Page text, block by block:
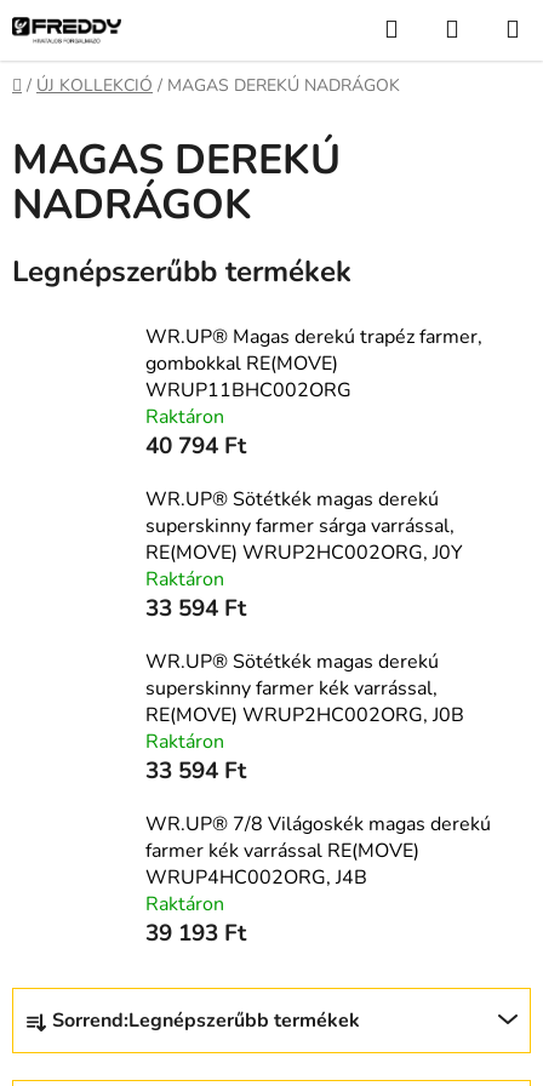
Ugrás
fő
tartalomhoz
KeresésKOSÁR
Kezdőlap
/ ÚJ KOLLEKCIÓ / MAGAS DEREKÚ NADRÁGOK
MAGAS DEREKÚ
NADRÁGOK
Legnépszerűbb termékek
WR.UP® Magas derekú trapéz farmer,
gombokkal RE(MOVE)
WRUP11BHC002ORG
Raktáron
40 794 Ft
WR.UP® Sötétkék magas derekú
superskinny farmer sárga varrással,
RE(MOVE) WRUP2HC002ORG, J0Y
Raktáron
33 594 Ft
WR.UP® Sötétkék magas derekú
superskinny farmer kék varrással,
RE(MOVE) WRUP2HC002ORG, J0B
Raktáron
33 594 Ft
WR.UP® 7/8 Világoskék magas derekú
farmer kék varrással RE(MOVE)
WRUP4HC002ORG, J4B
Raktáron
39 193 Ft
T
r
Sorrend:Legnépszerűbb termékek